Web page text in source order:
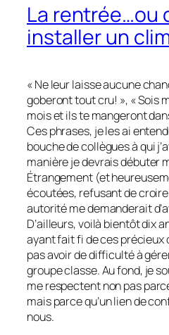
La rentrée…ou
installer un
« Ne leur laisse aucune
goberont tout cru! », « Sois
mois et ils te mangeront
Ces phrases, je les ai
bouche de collègues à qui
manière je devrais débuter
Étrangement (et
écoutées, refusant de
autorité me demanderait
D’ailleurs, voilà bientôt dix
ayant fait fi de ces précieux
pas avoir de difficulté à
groupe classe. Au fond, je
me respectent non pas
mais parce qu’un lien de
nous.